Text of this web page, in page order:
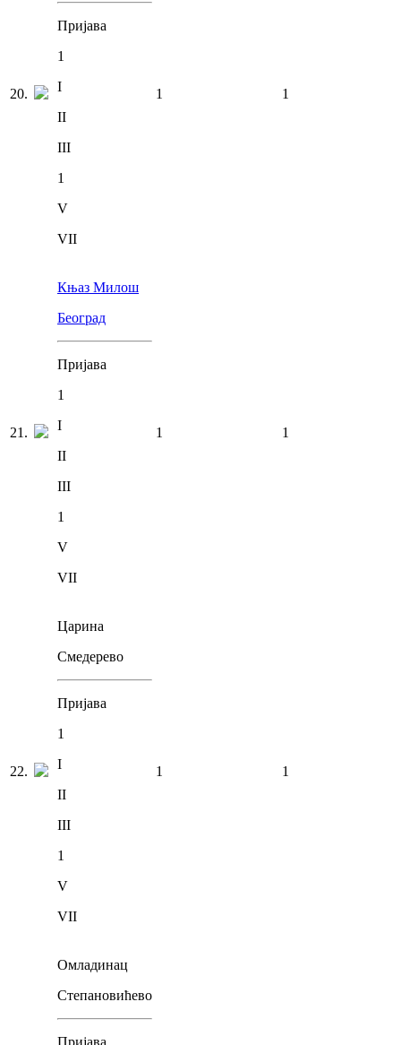
20.
Пријава
1
I
II
III
1
V
VII
1 1
21 .
Књаз Милош
Београд
Пријава
1
I
II
III
1
V
VII
1 1
22.
Царина
Смедерево
Пријава
1
I
II
III
1
V
VII
1 1
Омладинац
Степановићево
Пријава